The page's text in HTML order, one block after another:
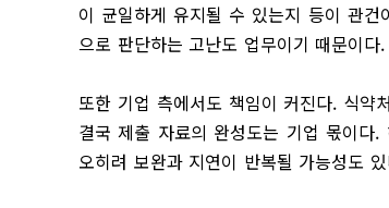
이 균일하게 유지될 수 있는지 등이 관
으로 판단하는 고난도 업무이기 때문이다.
또한 기업 측에서도 책임이 커진다. 식약
결국 제출 자료의 완성도는 기업 몫이
오히려 보완과 지연이 반복될 가능성도